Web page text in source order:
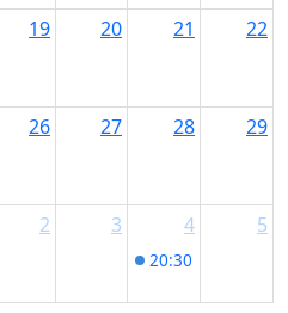
19 20 21 22
26 27 28 29
2 3 4
20:30
5